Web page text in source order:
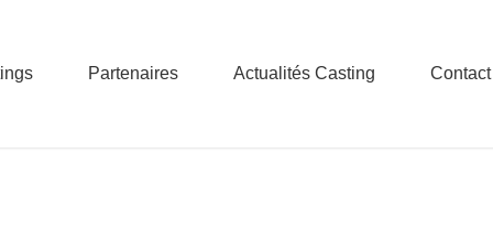
Partenaires Actualités Casting Contact